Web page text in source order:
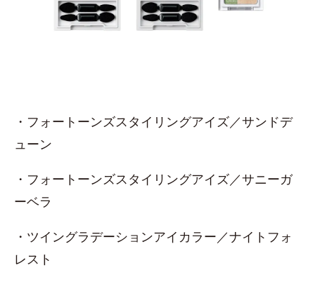
・フォートーンズスタイリングアイズ／サンドデ
ューン
・フォートーンズスタイリングアイズ／サニーガ
ーベラ
・ツイングラデーションアイカラー／ナイトフォ
レスト